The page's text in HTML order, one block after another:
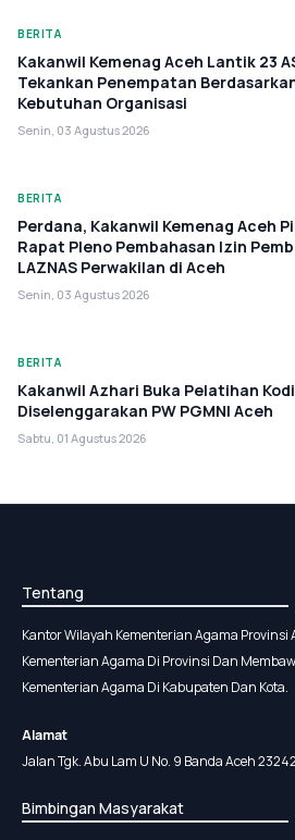
BERITA
Kakanwil Kemenag Aceh Lantik 23
Tekankan Penempatan
Kebutuhan Organisasi
Senin, 03 Agustus 2026
BERITA
Perdana, Kakanwil Kemenag Aceh
Rapat Pleno Pembahasan Izin
LAZNAS Perwakilan di Aceh
Senin, 03 Agustus 2026
BERITA
Kakanwil Azhari Buka Pelatihan
Diselenggarakan PW PGMNI Aceh
Sabtu, 01 Agustus 2026
Tentang
Kantor Wilayah Kementerian Agama Provinsi
Kementerian Agama Di Provinsi Dan
Kementerian Agama Di Kabupaten Dan Kota.
Alamat
Jalan Tgk. Abu Lam U No. 9 Banda Aceh 23242
Bimbingan Masyarakat